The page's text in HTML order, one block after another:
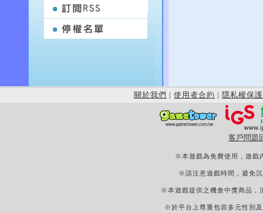
關於我們 | 使用者合約 | 隱私權保護
客戶問題
※本遊戲為免費使用，遊戲
※請注意遊戲時間，避免
※本遊戲提供之機會中獎商品，
※於平台上尊重包容多元性別